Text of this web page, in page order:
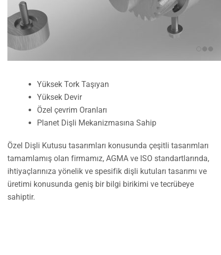
Yüksek Tork Taşıyan
Yüksek Devir
Özel çevrim Oranları
Planet Dişli Mekanizmasına Sahip
Özel Dişli Kutusu tasarımları konusunda çeşitli tasarımları
tamamlamış olan firmamız, AGMA ve ISO standartlarında,
ihtiyaçlarınıza yönelik ve spesifik dişli kutuları tasarımı ve
üretimi konusunda geniş bir bilgi birikimi ve tecrübeye
sahiptir.